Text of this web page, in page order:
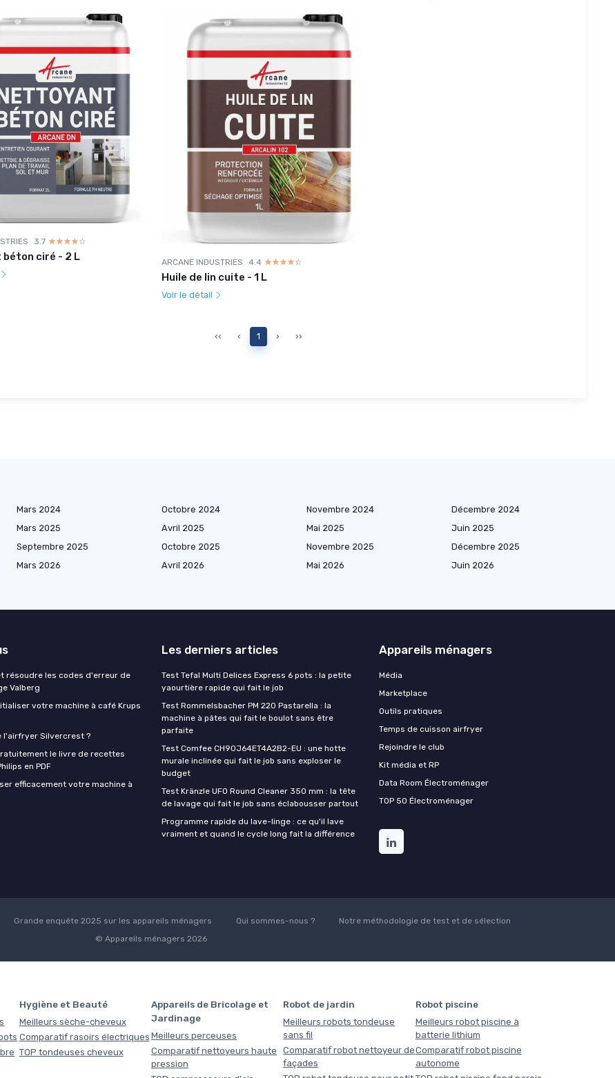
3.7 ☆☆☆☆☆
★★★★★
ciré - 2 L ARCANE INDUSTRIES 4.4 ☆☆☆☆☆
★★★★★
Huile de lin cuite - 1 L
Voir le détail
‹‹ ‹ 1 › ››
Mars 2024 Octobre 2024 Novembre 2024
Décembre 2024
Mars 2025 Avril 2025 Mai 2025
Juin 2025
Septembre 2025 Octobre 2025 Novembre 2025
Décembre 2025
Mars 2026 Avril 2026 Mai 2026
Juin 2026
résoudre les codes d'erreur de
Valberg
votre machine à café Krups
l'airfryer Silvercrest ?
le livre de recettes
en PDF
efficacement votre machine à
Les derniers articles
Test Tefal Multi Delices Express 6 pots : la petite
yaourtière rapide qui fait le job
Test Rommelsbacher PM 220 Pastarella : la
machine à pâtes qui fait le boulot sans être
parfaite
Test Comfee CH90J64ET4A2B2-EU : une hotte
murale inclinée qui fait le job sans exploser le
budget
Test Kränzle UFO Round Cleaner 350 mm : la tête
de lavage qui fait le job sans éclabousser partout
Programme rapide du lave-linge : ce qu'il lave
vraiment et quand le cycle long fait la différence
Appareils ménagers
Média
Marketplace
Outils pratiques
Temps de cuisson airfryer
Rejoindre le club
Kit média et RP
Data Room Électroménager
TOP 50 Électroménager
Grande enquête 2025 sur les appareils ménagers Qui sommes-nous ?
Notre méthodologie de test et de sélection
© Appareils ménagers 2026
Hygiène et Beauté
Meilleurs sèche-cheveux
Comparatif rasoirs électriques
TOP tondeuses cheveux
Appareils de Bricolage et
Jardinage
Meilleurs perceuses
Comparatif nettoyeurs haute
pression
Robot de jardin
Meilleurs robots tondeuse
sans fil
Comparatif robot nettoyeur de
façades
Robot piscine
Meilleurs robot piscine à
batterie lithium
Comparatif robot piscine
autonome